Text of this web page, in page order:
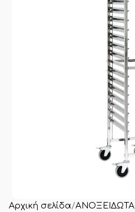
Αρχική σελίδα ΑΝΟΞΕΙΔΩΤΑ